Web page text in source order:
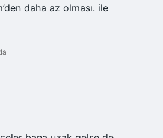
daha az olması. ile